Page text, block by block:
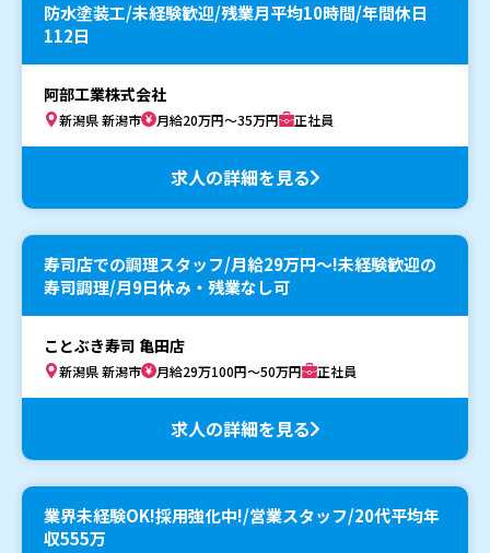
防水塗装工/未経験歓迎/残業月平均10時間/年間休日
112日
阿部工業株式会社
新潟県 新潟市 月給20万円～35万円 正社員
求人の詳細を見る
寿司店での調理スタッフ/月給29万円〜!未経験歓迎の
寿司調理/月9日休み・残業なし可
ことぶき寿司 亀田店
新潟県 新潟市 月給29万100円～50万円 正社員
求人の詳細を見る
業界未経験OK!採用強化中!/営業スタッフ/20代平均年
収555万